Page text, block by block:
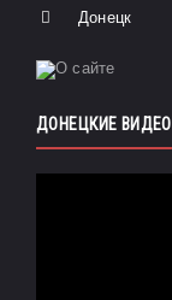
Донецк
ДОНЕЦКИЕ ВИДЕО